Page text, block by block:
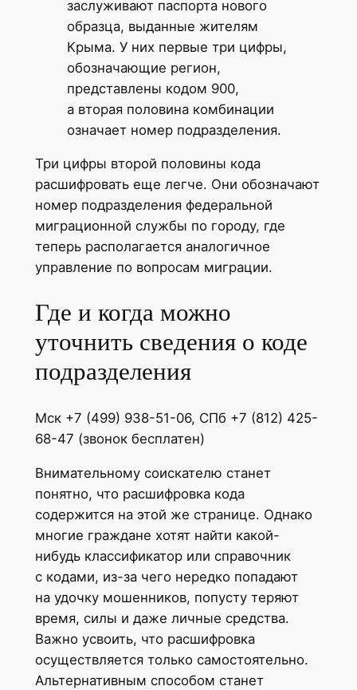
заслуживают паспорта нового
образца, выданные жителям
Крыма. У них первые три цифры,
обозначающие регион,
представлены кодом 900,
а вторая половина комбинации
означает номер подразделения.
Три цифры второй половины кода
расшифровать еще легче. Они обозначают
номер подразделения федеральной
миграционной службы по городу, где
теперь располагается аналогичное
управление по вопросам миграции.
Где и когда можно
уточнить сведения о коде
подразделения
Мск +7 (499) 938-51-06, СПб +7 (812) 425-
68-47 (звонок бесплатен)
Внимательному соискателю станет
понятно, что расшифровка кода
содержится на этой же странице. Однако
многие граждане хотят найти какой-
нибудь классификатор или справочник
с кодами, из-за чего нередко попадают
на удочку мошенников, попусту теряют
время, силы и даже личные средства.
Важно усвоить, что расшифровка
осуществляется только самостоятельно.
Альтернативным способом станет